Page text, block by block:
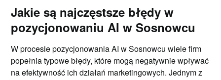
Jakie są najczęstsze błędy w
pozycjonowaniu AI w Sosnowcu
W procesie pozycjonowania AI w Sosnowcu wiele firm
popełnia typowe błędy, które mogą negatywnie wpływać
na efektywność ich działań marketingowych. Jednym z